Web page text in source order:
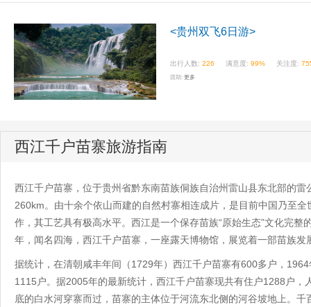
<贵州双飞6日游>
出行人数: 226 满意度: 99% 关注度:
团期: 更多
西江千户苗寨旅游指南
西江千户苗寨，位于贵州省黔东南苗族侗族自治州雷山县东北部的
260km。由十余个依山而建的自然村寨相连成片，是目前中国乃至
作，其工艺具有极高水平。西江是一个保存苗族“原始生态”文化完
年，闻名四海，西江千户苗寨，一座露天博物馆，展览着一部苗族
据统计，在清朝咸丰年间（1729年）西江千户苗寨有600多户，
1115户。据2005年的最新统计，西江千户苗寨现共有住户1288户
底的白水河穿寨而过，苗寨的主体位于河流东北侧的河谷坡地上。